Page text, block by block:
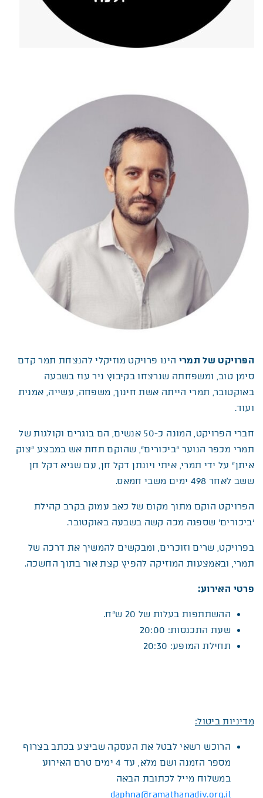
הפרויקט של תמריהינו פרויקט מוזיקלי להנצחת תמר קדם
סימן טוב, ומשפחתה שנרצחו בקיבוץ ניר עוז בשבעה
באוקטובר, תמרי הייתה אשת חינוך, משפחה, עשייה, אמנית
ועוד.
חברי הפרויקט, המונה כ-50 אנשים, הם בוגרים וקולגות של
תמרי מכפר הנוער “ביכורים”, שהוקם תחת אש במבצע ״צוק
איתן״ על ידי תמרי, איתי ויונתן דקל חן, עם שגיא דקל חן
ששב לאחר 498 ימים משבי חמאס.
הפרויקט הוקם מתוך מקום של כאב עמוק בקרב קהילת
‘ביכורים’ שספגה מכה קשה בשבעה באוקטובר.
בפרויקט, שרים וזוכרים, ומבקשים להמשיך את דרכה של
תמרי, ובאמצעות המוזיקה להפיץ קצת אור בתוך החשכה.
פרטי האירוע:
ההשתתפות בעלות של 20 ש”ח.
שעת התכנסות: 20:00
תחילת המופע: 20:30
מדיניות ביטול:
הרוכש רשאי לבטל את העסקה שביצע בכתב בצרוף
מספר הזמנה ושם מלא, עד 4 ימים טרם האירוע
במשלוח מייל לכתובת הבאה
daphna@ramathanadiv.org.il